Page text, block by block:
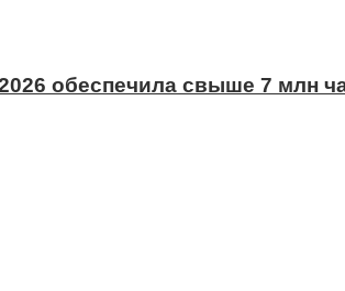
обеспечила свыше 7 млн